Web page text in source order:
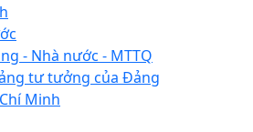
- Nhà nước - MTTQ
tư tưởng của Đảng
Minh